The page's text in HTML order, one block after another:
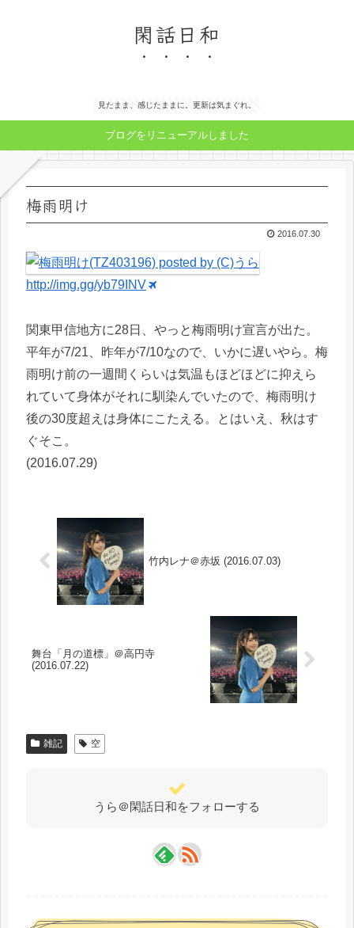
閑話日和
見たまま、感じたままに。更新は気まぐれ。
ブログをリニューアルしました
梅雨明け
2016.07.30
http://img.gg/yb79INV
関東甲信地方に28日、やっと梅雨明け宣言が出た。
平年が7/21、昨年が7/10なので、いかに遅いやら。梅
雨明け前の一週間くらいは気温もほどほどに抑えら
れていて身体がそれに馴染んでいたので、梅雨明け
後の30度超えは身体にこたえる。とはいえ、秋はす
ぐそこ。
(2016.07.29)
竹内レナ＠赤坂 (2016.07.03)
舞台「月の道標」＠高円寺
(2016.07.22)
雑記 空
うら＠閑話日和をフォローする